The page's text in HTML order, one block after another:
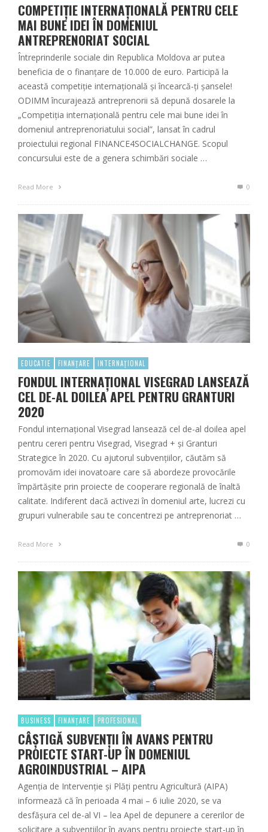
COMPETIȚIE INTERNAȚIONALĂ PENTRU CELE
MAI BUNE IDEI ÎN DOMENIUL
ANTREPRENORIAT SOCIAL
Întreprinderile sociale din Republica Moldova ar putea
beneficia de o finanțare de 10.000 de euro. Participă la
această competiție internațională și încearcă-ți șansele!
ODIMM încurajează antreprenorii să depună dosarele la
„Competiția internațională pentru cele mai bune idei în
domeniul antreprenoriatului social”, lansat în cadrul
proiectului regional FINANCE4SOCIALCHANGE. Scopul
concursului este de a genera schimbări sociale …
Read More 0
EDUCATIE FINANȚARE INTERNAȚIONAL
FONDUL INTERNAȚIONAL VISEGRAD LANSEAZĂ
CEL DE-AL DOILEA APEL PENTRU GRANTURI
2020
Fondul internațional Visegrad lansează cel de-al doilea apel
pentru cereri pentru Visegrad, Visegrad + și Granturi
Strategice în 2020. Cu ajutorul subvențiilor, căutăm să
promovăm idei inovatoare care să abordeze provocările
împărtășite prin proiecte de cooperare regională de înaltă
calitate. Indiferent dacă activezi în domeniul arte, lucrezi cu
grupuri vulnerabile sau te concentrezi pe antreprenoriat …
Read More 0
BUSINESS FINANȚARE PROFESIONAL
CÂȘTIGĂ SUBVENȚII ÎN AVANS PENTRU
PROIECTE START-UP ÎN DOMENIUL
AGROINDUSTRIAL – AIPA
Agenţia de Intervenţie şi Plăţi pentru Agricultură (AIPA)
informează că în perioada 4 mai – 6 iulie 2020, se va
desfășura cel de-al VI – lea Apel de depunere a cererilor de
solicitare a subvențiilor în avans pentru proiecte start-up în